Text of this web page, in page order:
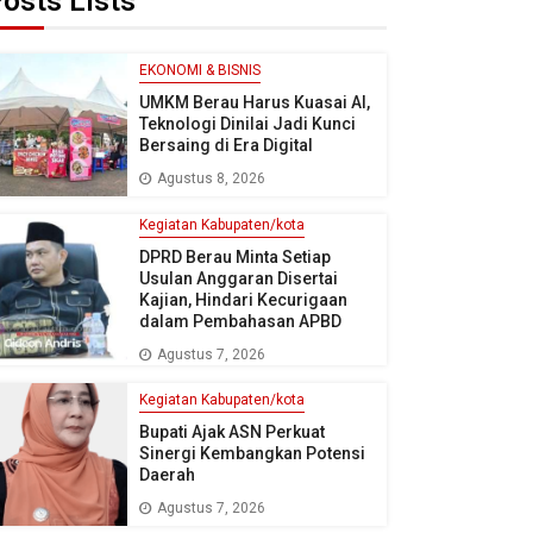
EKONOMI & BISNIS
UMKM Berau Harus Kuasai AI,
Teknologi Dinilai Jadi Kunci
Bersaing di Era Digital
Agustus 8, 2026
Kegiatan Kabupaten/kota
DPRD Berau Minta Setiap
Usulan Anggaran Disertai
Kajian, Hindari Kecurigaan
dalam Pembahasan APBD
Agustus 7, 2026
Kegiatan Kabupaten/kota
Bupati Ajak ASN Perkuat
Sinergi Kembangkan Potensi
Daerah
Agustus 7, 2026